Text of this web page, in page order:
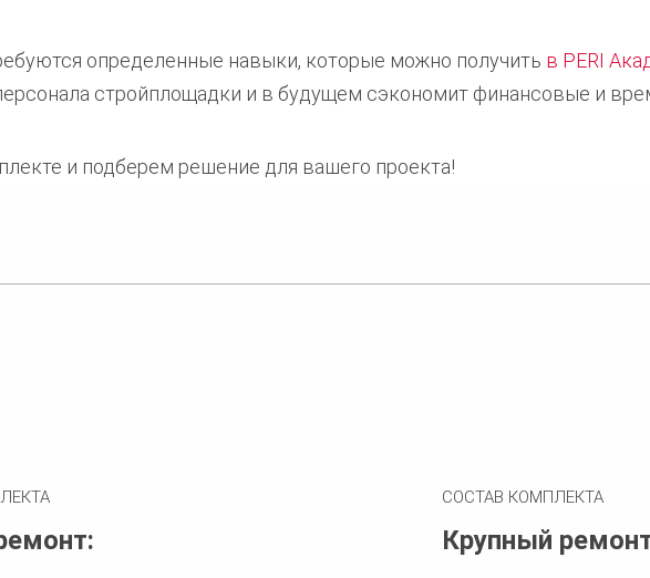
определенные навыки, которые можно получить в PERI
стройплощадки и в будущем сэкономит финансовые и
и подберем решение для вашего проекта!
СОСТАВ КОМПЛЕКТА
Крупный